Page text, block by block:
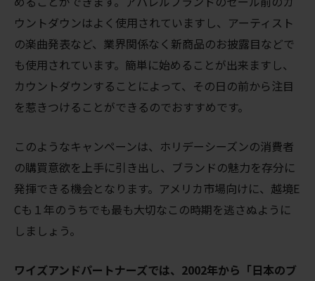
ウントダウンはよく使用されていますし、アーティスト
の楽曲発表など、業界関係なく新商品のお披露目などで
も使用されています。簡単に始めることが出来ますし、
カウントダウンすることによって、その日の前から注目
を惹きつけることができるのでおすすめです。
このようなキャンペーンは、ホリデーシーズンの消費者
の購買意欲を上手に引き出し、ブランドの魅力を存分に
発揮できる機会となります。アメリカ市場向けに、越境E
Cも１年のうちでも最も大切なこの時期を逃さぬように
しましょう。
ワイズアンドパートナーズでは、2002年から「日本のブ